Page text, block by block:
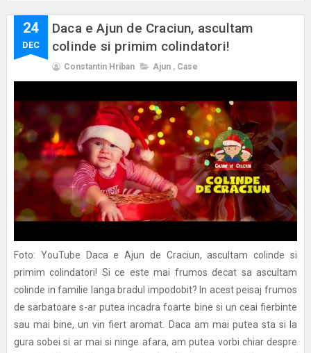
24
DEC
Daca e Ajun de Craciun, ascultam
colinde si primim colindatori!
Constantin Hriban Ajun , Case
Foto: YouTube Daca e Ajun de Craciun, ascultam colinde si
primim colindatori! Si ce este mai frumos decat sa ascultam
colinde in familie langa bradul impodobit? In acest peisaj frumos
de sarbatoare s-ar putea incadra foarte bine si un ceai fierbinte
sau mai bine, un vin fiert aromat. Daca am mai putea sta si la
gura sobei si ar mai si ninge afara, am putea vorbi chiar despre